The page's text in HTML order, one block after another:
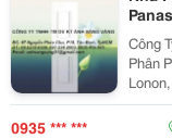
Công
Phân
Lonon,
Phối
0935 *** ***